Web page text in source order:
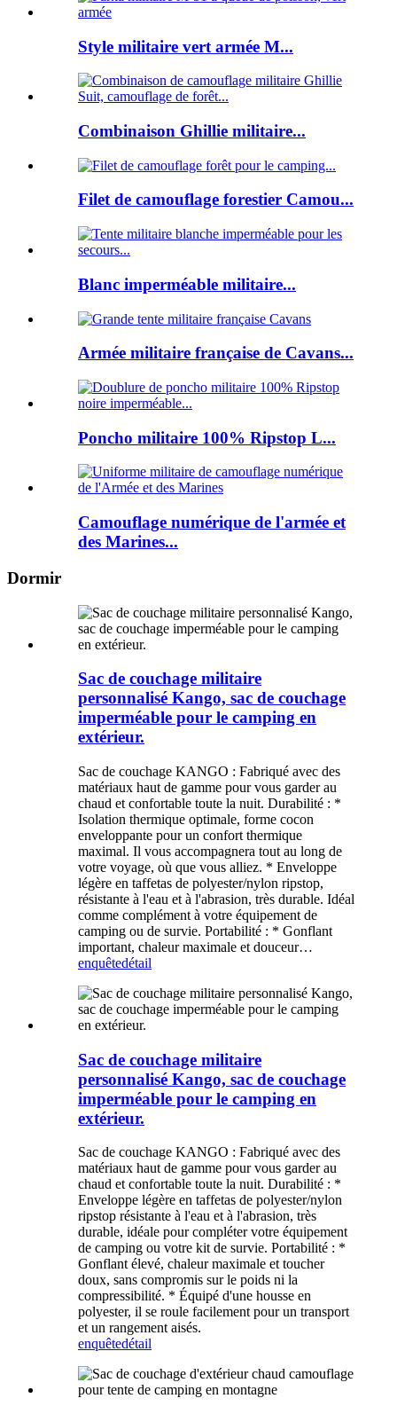
Style militaire vert armée M...
Combinaison Ghillie militaire...
Filet de camouflage forestier Camou...
Blanc imperméable militaire...
Armée militaire française de Cavans...
Poncho militaire 100% Ripstop L...
Camouflage numérique de l'armée et
des Marines...
Dormir
Sac de couchage militaire
personnalisé Kango, sac de couchage
imperméable pour le camping en
extérieur.
Sac de couchage KANGO : Fabriqué avec des
matériaux haut de gamme pour vous garder au
chaud et confortable toute la nuit. Durabilité : *
Isolation thermique optimale, forme cocon
enveloppante pour un confort thermique
maximal. Il vous accompagnera tout au long de
votre voyage, où que vous alliez. * Enveloppe
légère en taffetas de polyester/nylon ripstop,
résistante à l'eau et à l'abrasion, très durable. Idéal
comme complément à votre équipement de
camping ou de survie. Portabilité : * Gonflant
important, chaleur maximale et douceur…
enquêtedétail
Sac de couchage militaire
personnalisé Kango, sac de couchage
imperméable pour le camping en
extérieur.
Sac de couchage KANGO : Fabriqué avec des
matériaux haut de gamme pour vous garder au
chaud et confortable toute la nuit. Durabilité : *
Enveloppe légère en taffetas de polyester/nylon
ripstop résistante à l'eau et à l'abrasion, très
durable, idéale pour compléter votre équipement
de camping ou votre kit de survie. Portabilité : *
Gonflant élevé, chaleur maximale et toucher
doux, sans compromis sur le poids ni la
compressibilité. * Équipé d'une housse en
polyester, il se roule facilement pour un transport
et un rangement aisés.
enquêtedétail